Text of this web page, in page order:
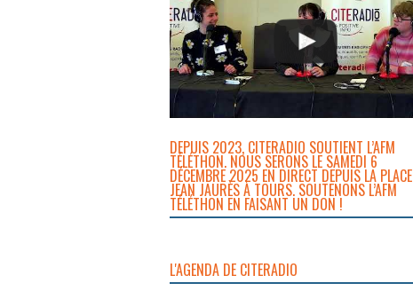
DEPUIS 2023, CITERADIO SOUTIENT L’AFM
TÉLÉTHON. NOUS SERONS LE SAMEDI 6
DÉCEMBRE 2025 EN DIRECT DEPUIS LA PLACE
JEAN JAURÈS À TOURS. SOUTENONS L’AFM
TÉLÉTHON EN FAISANT UN DON !
L'AGENDA DE CITERADIO